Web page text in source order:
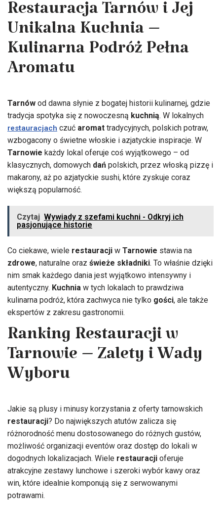
Restauracja Tarnów i Jej
Unikalna Kuchnia –
Kulinarna Podróż Pełna
Aromatu
Tarnów od dawna słynie z bogatej historii kulinarnej, gdzie
tradycja spotyka się z nowoczesną kuchnią. W lokalnych
restauracjach czuć aromat tradycyjnych, polskich potraw,
wzbogacony o świetne włoskie i azjatyckie inspiracje. W
Tarnowie każdy lokal oferuje coś wyjątkowego – od
klasycznych, domowych dań polskich, przez włoską pizzę i
makarony, aż po azjatyckie sushi, które zyskuje coraz
większą popularność.
Czytaj Wywiady z szefami kuchni - Odkryj ich
pasjonujące historie
Co ciekawe, wiele restauracji w Tarnowie stawia na
zdrowe, naturalne oraz świeże składniki. To właśnie dzięki
nim smak każdego dania jest wyjątkowo intensywny i
autentyczny. Kuchnia w tych lokalach to prawdziwa
kulinarna podróż, która zachwyca nie tylko gości, ale także
ekspertów z zakresu gastronomii.
Ranking Restauracji w
Tarnowie – Zalety i Wady
Wyboru
Jakie są plusy i minusy korzystania z oferty tarnowskich
restauracji? Do największych atutów zalicza się
różnorodność menu dostosowanego do różnych gustów,
możliwość organizacji eventów oraz dostęp do lokali w
dogodnych lokalizacjach. Wiele restauracji oferuje
atrakcyjne zestawy lunchowe i szeroki wybór kawy oraz
win, które idealnie komponują się z serwowanymi
potrawami.